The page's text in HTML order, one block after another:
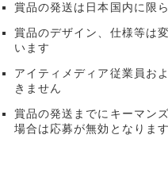
賞品の発送は日本国内に限
賞品のデザイン、仕様等は
います
アイティメディア従業員お
きません
賞品の発送までにキーマン
場合は応募が無効となります